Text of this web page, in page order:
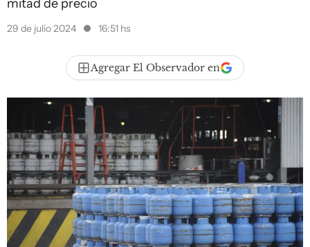
mitad de precio
29 de julio 2024 16:51 hs
Agregar El Observador en